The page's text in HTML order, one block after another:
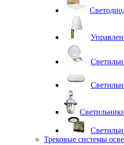
Трековые системы